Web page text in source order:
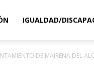
IGUALDAD/
DE MAIRENA DEL